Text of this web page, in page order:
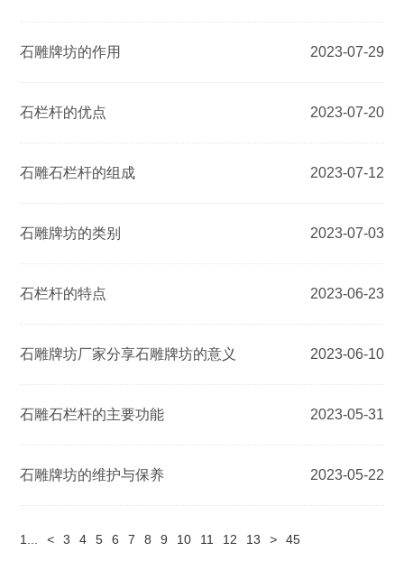
2023-07-29
石雕牌坊的作用
2023-07-20
石栏杆的优点
2023-07-12
石雕石栏杆的组成
2023-07-03
石雕牌坊的类别
2023-06-23
石栏杆的特点
2023-06-10
石雕牌坊厂家分享石雕牌坊的意义
2023-05-31
石雕石栏杆的主要功能
2023-05-22
石雕牌坊的维护与保养
1... < 3 4 5 6 7 8 9 10 11 12 13 > 45